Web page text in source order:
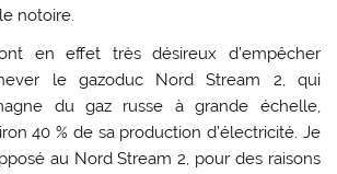
notoire.
en effet très désireux d’empêcher
le gazoduc Nord Stream 2, qui
du gaz russe à grande échelle,
40 % de sa production d’électricité. Je
au Nord Stream 2, pour des raisons